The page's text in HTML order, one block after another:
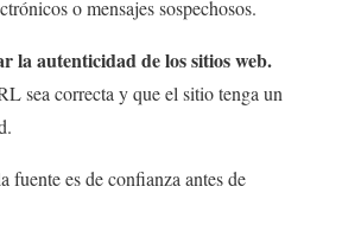
o mensajes sospechosos.
la autenticidad de los sitios web.
sea correcta y que el sitio tenga un
fuente es de confianza antes de